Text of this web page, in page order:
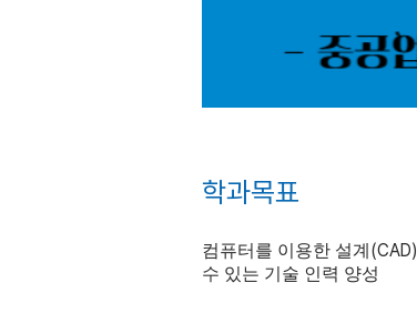
학과목표
컴퓨터를 이용한 설계 (CAD)
수 있는 기술 인력 양성